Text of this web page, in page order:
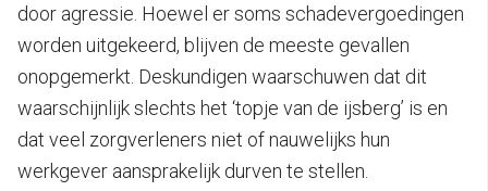
door agressie. Hoewel er soms schadevergoedingen
worden uitgekeerd, blijven de meeste gevallen
onopgemerkt. Deskundigen waarschuwen dat dit
waarschijnlijk slechts het ‘topje van de ijsberg’ is en
dat veel zorgverleners niet of nauwelijks hun
werkgever aansprakelijk durven te stellen.